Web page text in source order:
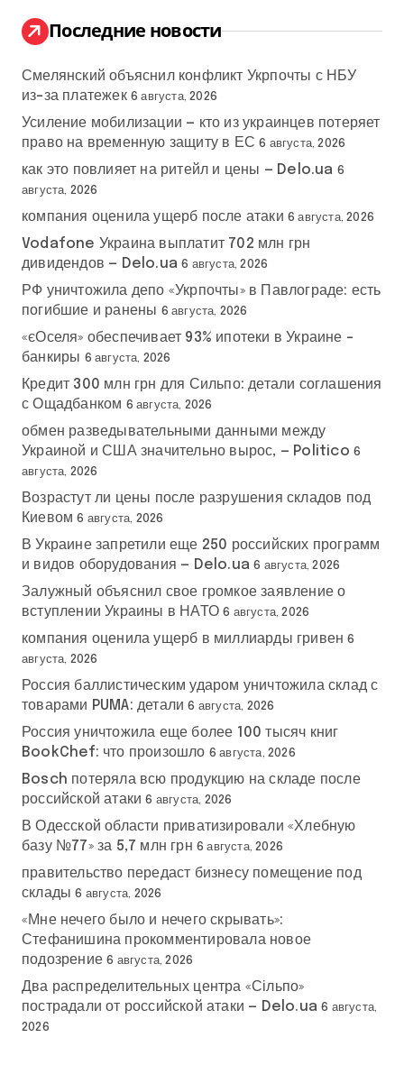
н
ц
и
я
з
а
п
и
с
е
й
:
Последние новости
Смелянский объяснил конфликт Укрпочты с НБУ
из-за платежек 6 августа, 2026
Усиление мобилизации — кто из украинцев потеряет
право на временную защиту в ЕС 6 августа, 2026
как это повлияет на ритейл и цены — Delo.ua 6
августа, 2026
компания оценила ущерб после атаки 6 августа, 2026
Vodafone Украина выплатит 702 млн грн
дивидендов — Delo.ua 6 августа, 2026
РФ уничтожила депо «Укрпочты» в Павлограде: есть
погибшие и ранены 6 августа, 2026
«єОселя» обеспечивает 93% ипотеки в Украине –
банкиры 6 августа, 2026
Кредит 300 млн грн для Сильпо: детали соглашения
с Ощадбанком 6 августа, 2026
обмен разведывательными данными между
Украиной и США значительно вырос, — Politico 6
августа, 2026
Возрастут ли цены после разрушения складов под
Киевом 6 августа, 2026
В Украине запретили еще 250 российских программ
и видов оборудования — Delo.ua 6 августа, 2026
Залужный объяснил свое громкое заявление о
вступлении Украины в НАТО 6 августа, 2026
компания оценила ущерб в миллиарды гривен 6
августа, 2026
Россия баллистическим ударом уничтожила склад с
товарами PUMA: детали 6 августа, 2026
Россия уничтожила еще более 100 тысяч книг
BookChef: что произошло 6 августа, 2026
Bosch потеряла всю продукцию на складе после
российской атаки 6 августа, 2026
В Одесской области приватизировали «Хлебную
базу №77» за 5,7 млн грн 6 августа, 2026
правительство передаст бизнесу помещение под
склады 6 августа, 2026
«Мне нечего было и нечего скрывать»:
Стефанишина прокомментировала новое
подозрение 6 августа, 2026
Два распределительных центра «Сільпо»
пострадали от российской атаки — Delo.ua 6 августа,
2026